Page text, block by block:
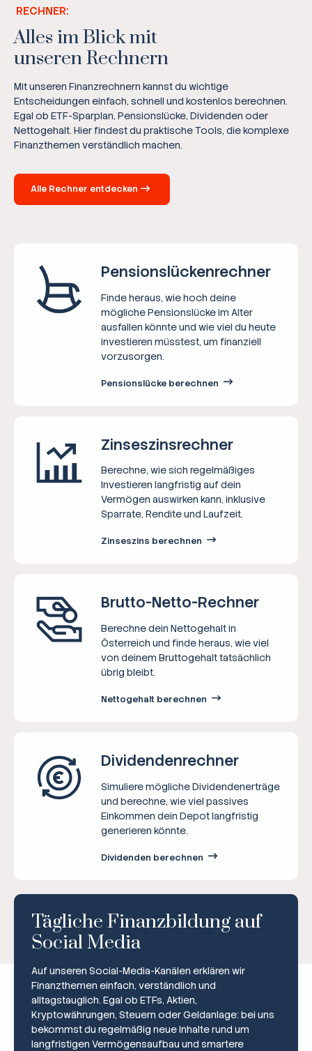
Broker-Vergleich
RECHNER:
Alles im Blick mit
unseren Rechnern
Mit unseren Finanzrechnern kannst du wichtige
Entscheidungen einfach, schnell und kostenlos berechnen.
Egal ob ETF-Sparplan, Pensionslücke, Dividenden oder
Nettogehalt. Hier findest du praktische Tools, die komplexe
Finanzthemen verständlich machen.
Alle Rechner entdecken
Pensions­lücken­rechner
Finde heraus, wie hoch deine
mögliche Pensionslücke im Alter
ausfallen könnte und wie viel du heute
investieren müsstest, um finanziell
vorzusorgen.
Pensionslücke berechnen
Zinseszins­rechner
Berechne, wie sich regelmäßiges
Investieren langfristig auf dein
Vermögen auswirken kann, inklusive
Sparrate, Rendite und Laufzeit.
Zinseszins berechnen
Brutto-Netto-­Rechner
Berechne dein Nettogehalt in
Österreich und finde heraus, wie viel
von deinem Bruttogehalt tatsächlich
übrig bleibt.
Nettogehalt berechnen
Dividenden­rechner
Simuliere mögliche Dividendenerträge
und berechne, wie viel passives
Einkommen dein Depot langfristig
generieren könnte.
Dividenden berechnen
Tägliche Finanzbildung auf
Social Media
Auf unseren Social-Media-Kanälen erklären wir
Finanzthemen einfach, verständlich und
alltagstauglich. Egal ob ETFs, Aktien,
Kryptowährungen, Steuern oder Geldanlage: bei uns
bekommst du regelmäßig neue Inhalte rund um
langfristigen Vermögensaufbau und smartere